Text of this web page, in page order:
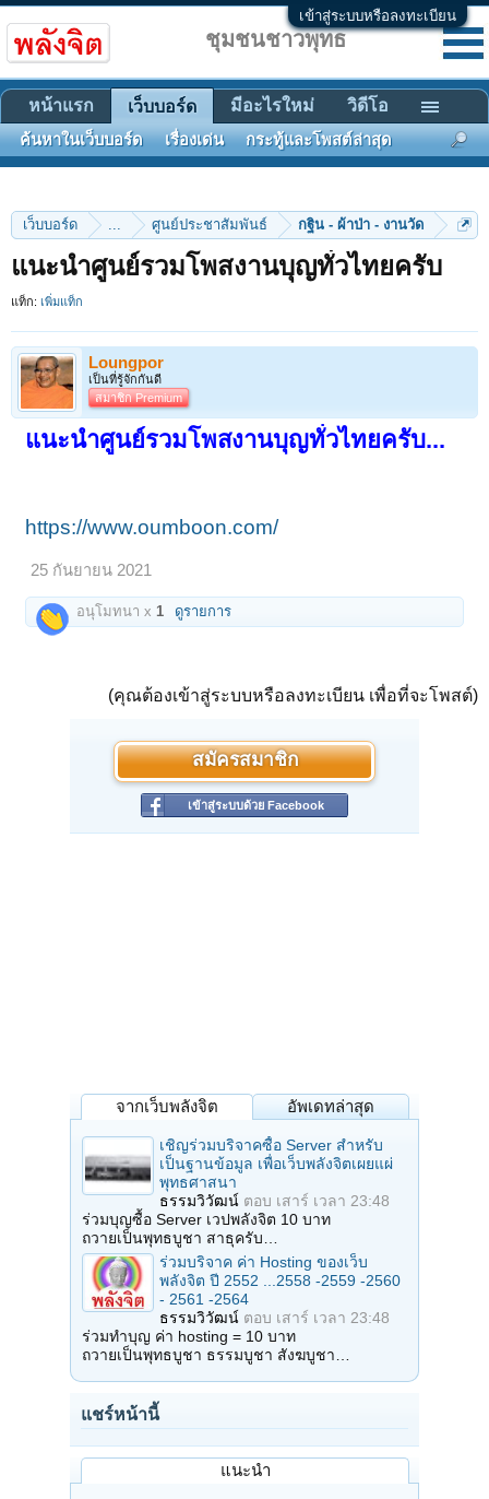
เข้าสู่ระบบหรือลงทะเบียน
เว็บบอร์ด ... ศูนย์ประชาสัมพันธ์ กฐิน - ผ้าป่า - งานวัด
แนะนำศูนย์รวมโพสงานบุญทั่วไทยครับ
แท็ก: เพิ่มแท็ก
Loungpor
เป็นที่รู้จักกันดี
สมาชิก Premium
แนะนำศูนย์รวมโพสงานบุญทั่วไทยครับ...
https://www.oumboon.com/
25 กันยายน 2021
อนุโมทนา x1 ดูรายการ
(คุณต้องเข้าสู่ระบบหรือลงทะเบียน เพื่อที่จะโพสต์)
สมัครสมาชิก
เข้าสู่ระบบด้วย Facebook
จากเว็บพลังจิต อัพเดทล่าสุด
เชิญร่วมบริจาคซื้อ Server สำหรับ
เป็นฐานข้อมูล เพื่อเว็บพลังจิตเผยแผ่
พุทธศาสนา
ธรรมวิวัฒน์ ตอบ เสาร์ เวลา 23:48
ร่วมบุญซื้อ Server เวปพลังจิต 10 บาท
ถวายเป็นพุทธบูชา สาธุครับ…
ร่วมบริจาค ค่า Hosting ของเว็บ
พลังจิต ปี 2552 ...2558 -2559 -2560
- 2561 -2564
ธรรมวิวัฒน์ ตอบ เสาร์ เวลา 23:48
ร่วมทำบุญ ค่า hosting = 10 บาท
ถวายเป็นพุทธบูชา ธรรมบูชา สังฆบูชา…
แชร์หน้านี้
แนะนำ
ชุมชนชาวพุทธ
หน้าแรก เว็บบอร์ด
ค้นหาในเว็บบอร์ด เรื่องเด่น กระทู้และโพสต์ล่าสุด
มีอะไรใหม่ วิดีโอ